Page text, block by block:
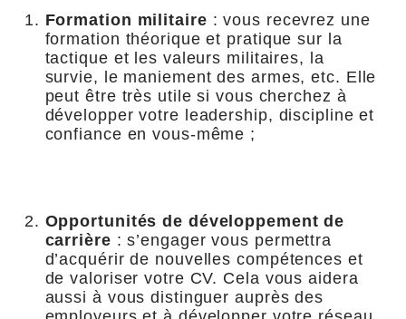
Formation militaire : vous recevrez une
formation théorique et pratique sur la
tactique et les valeurs militaires, la
survie, le maniement des armes, etc. Elle
peut être très utile si vous cherchez à
développer votre leadership, discipline et
confiance en vous-même ;
Opportunités de développement de
carrière : s’engager vous permettra
d’acquérir de nouvelles compétences et
de valoriser votre CV. Cela vous aidera
aussi à vous distinguer auprès des